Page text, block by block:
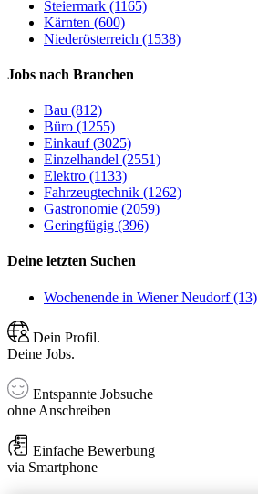
Steiermark (1165)
Kärnten (600)
Niederösterreich (1538)
Jobs nach Branchen
Bau (812)
Büro (1255)
Einkauf (3025)
Einzelhandel (2551)
Elektro (1133)
Fahrzeugtechnik (1262)
Gastronomie (2059)
Geringfügig (396)
Deine letzten Suchen
Wochenende in Wiener Neudorf (13)
Dein Profil.
Deine Jobs.
Entspannte Jobsuche
ohne Anschreiben
Einfache Bewerbung
via Smartphone